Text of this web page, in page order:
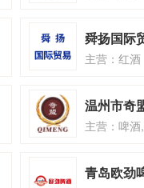
主营：红酒
温州市奇
主营：啤
青岛欧劲